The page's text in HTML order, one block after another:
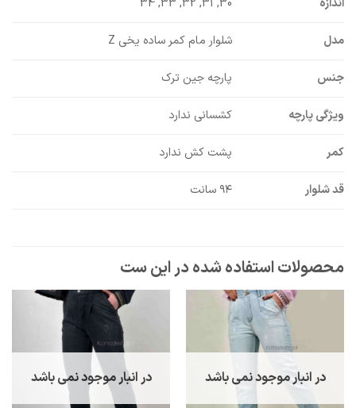
30, 31, 32, 33, 34
مدل شلوار مام کمر ساده یخی Z
جنس پارچه جین ترک
ویژگی پارچه کشسانی ندارد
کمر پشت کش ندارد
قد شلوار ۹۴ سانت
در انبار موجود نمی باشد در انبار موجود نمی باشد